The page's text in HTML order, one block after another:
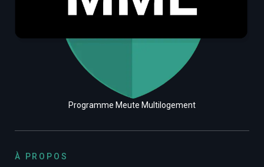
Programme Meute Multilogement
À PROPOS